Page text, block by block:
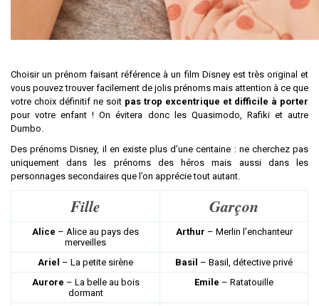
Choisir un prénom faisant référence à un film Disney est très original et
vous pouvez trouver facilement de jolis prénoms mais attention à ce que
votre choix définitif ne soit pas trop excentrique et difficile à porter
pour votre enfant ! On évitera donc les Quasimodo, Rafiki et autre
Dumbo.
Des prénoms Disney, il en existe plus d’une centaine : ne cherchez pas
uniquement dans les prénoms des héros mais aussi dans les
personnages secondaires que l’on apprécie tout autant.
Fille Garçon
Alice – Alice au pays des
merveilles
Arthur – Merlin l’enchanteur
Ariel – La petite sirène Basil – Basil, détective privé
Aurore – La belle au bois
dormant
Emile – Ratatouille